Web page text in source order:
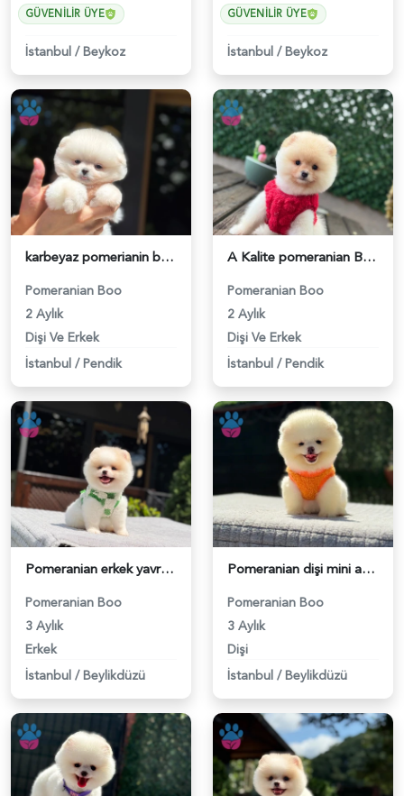
GÜVENILIR ÜYE
İstanbul /Beykoz
GÜVENILIR ÜYE
İstanbul /Beykoz
karbeyaz pomerianin boo - 6252
Pomeranian Boo
2 Aylık
Dişi Ve Erkek
İstanbul /Pendik
A Kalite pomeranian Boo - 6253
Pomeranian Boo
2 Aylık
Dişi Ve Erkek
İstanbul /Pendik
Pomeranian erkek yavrumuz - 6254
Pomeranian Boo
3 Aylık
Erkek
İstanbul /Beylikdüzü
Pomeranian dişi mini ayıcık yavrumuz - 6255
Pomeranian Boo
3 Aylık
Dişi
İstanbul /Beylikdüzü